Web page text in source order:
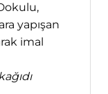
yapışan
imal